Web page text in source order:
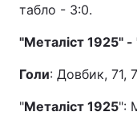
табло - 3:0.
"Металіст 1925"
Голи: Довбик, 71,
"Металіст 1925":